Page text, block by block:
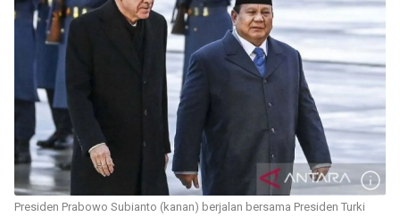
Presiden Prabowo Subianto (kanan) berjalan bersama Presiden Turki